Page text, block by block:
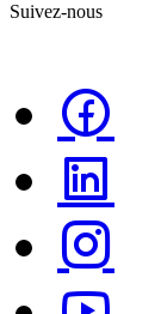
Suivez-nous